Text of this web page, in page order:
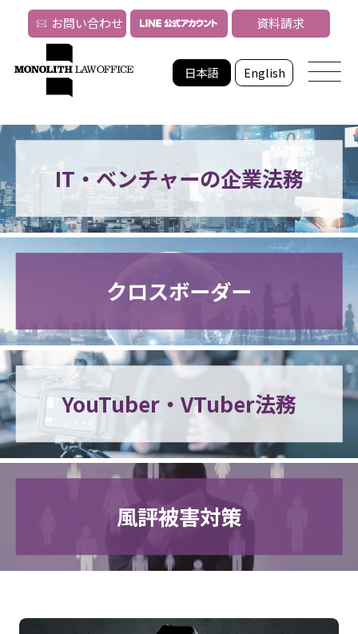
日本語 English
お問い合わせ 資料請求
IT・ベンチャーの企業法務
クロスボーダー
YouTuber・VTuber法務
風評被害対策